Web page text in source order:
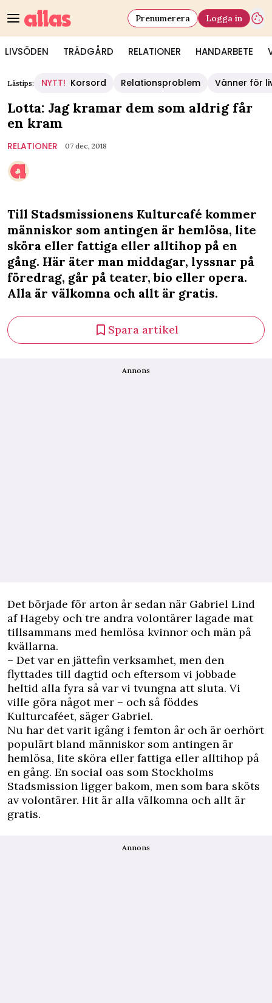
LIVSÖDEN TRÄDGÅRD RELATIONER HANDARBETE
Prenumerera Logga in
Lästips: NYTT! Korsord Relationsproblem Vänner för
Lotta: Jag kramar dem som aldrig får
en kram
RELATIONER 07 dec, 2018
Till Stadsmissionens Kulturcafé kommer
människor som antingen är hemlösa, lite
sköra eller fattiga eller alltihop på en
gång. Här äter man middagar, lyssnar på
föredrag, går på teater, bio eller opera.
Alla är välkomna och allt är gratis.
Spara artikel
Annons
Det började för arton år sedan när Gabriel Lind
af Hageby och tre andra volontärer lagade mat
tillsammans med hemlösa kvinnor och män på
kvällarna.
– Det var en jättefin verksamhet, men den
flyttades till dagtid och eftersom vi jobbade
heltid alla fyra så var vi tvungna att sluta. Vi
ville göra något mer – och så föddes
Kulturcaféet, säger Gabriel.
Nu har det varit igång i femton år och är oerhört
populärt bland människor som antingen är
hemlösa, lite sköra eller fattiga eller alltihop på
en gång. En social oas som Stockholms
Stadsmission ligger bakom, men som bara sköts
av volontärer. Hit är alla välkomna och allt är
gratis.
Annons